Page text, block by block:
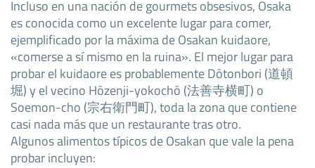
Incluso en una nación de gourmets obsesivos, Osaka
es conocida como un excelente lugar para comer,
ejemplificado por la máxima de Osakan kuidaore,
«comerse a sí mismo en la ruina». El mejor lugar para
probar el kuidaore es probablemente Dōtonbori (道頓
堀) y el vecino Hōzenji-yokochō (法善寺横町) o
Soemon-cho (宗右衛門町), toda la zona que contiene
casi nada más que un restaurante tras otro.
Algunos alimentos típicos de Osakan que vale la pena
probar incluyen: